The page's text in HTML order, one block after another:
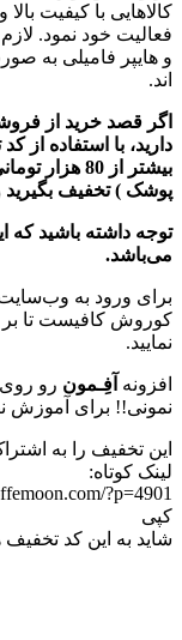
کالاهایی با کیفیت
فعالیت خود نمود.
و هایپر فامیلی به
اند.
اگر قصد خرید از
بیشتر از 80
پوشک ) تخفیف بگیرید
توجه داشته باشید
می‌باشد.
برای ورود به وب‌سایت
کوروش کافیست تا
نمایید.
افزونه آفِـمون رو
نمونی!! برای آموزش
این تخفیف را به
لینک کوتاه:
?p=4901
کپی
شاید به این کد تخفیف